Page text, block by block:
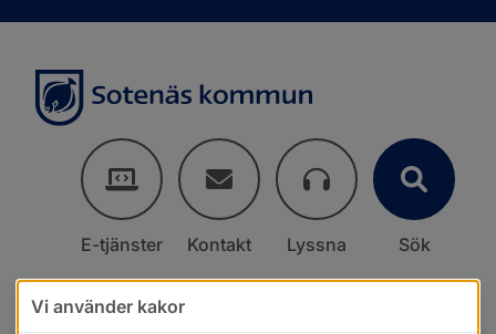
E-tjänster Kontakt Lyssna Sök
Vi använder kakor